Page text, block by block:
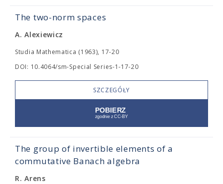
The two-norm spaces
A. Alexiewicz
Studia Mathematica (1963), 17-20
DOI: 10.4064/sm-Special Series-1-17-20
SZCZEGÓŁY
The group of invertible elements of a
commutative Banach algebra
R. Arens